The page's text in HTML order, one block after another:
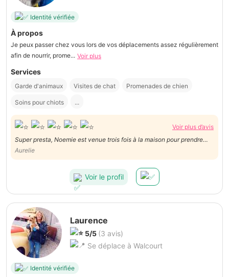
Identité vérifiée
À propos
Je peux passer chez vous lors de vos déplacements assez régulièrement
afin de nourrir, prome... Voir plus
Services
Garde d'animaux Visites de chat Promenades de chien
Soins pour chiots ...
Voir plus d’avis
Super presta, Noemie est venue trois fois à la maison pour prendre
soin de mes deux chats en mon absence, je la recommande sans
hésiter, sérieuse et fiable. Merci Noemie !
Aurelie
Voir le profil
Laurence
5/5 (3 avis)
Se déplace à Walcourt
Identité vérifiée